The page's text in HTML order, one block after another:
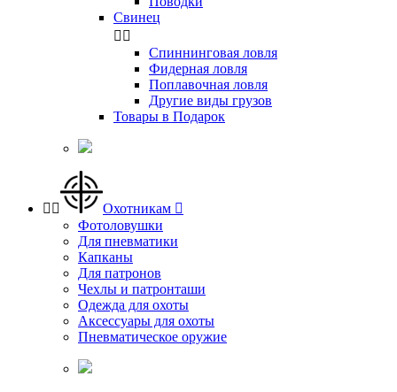
Свинец
 
Спиннинговая ловля
Фидерная ловля
Поплавочная ловля
Другие виды грузов
Товары в Подарок
  Охотникам 
Фотоловушки
Для пневматики
Капканы
Для патронов
Чехлы и патронташи
Одежда для охоты
Аксессуары для охоты
Пневматическое оружие